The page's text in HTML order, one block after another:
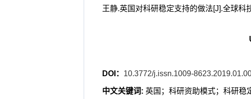
王静.英国对科研稳定支持的做法[J].全球科
DOI： 10.3772/j.issn.1009-
中文关键词: 英国；科研资助模式；科研稳